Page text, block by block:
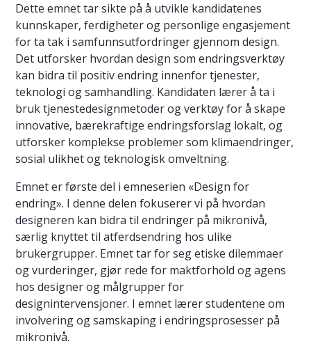
Dette emnet tar sikte på å utvikle kandidatenes
kunnskaper, ferdigheter og personlige engasjement
for ta tak i samfunnsutfordringer gjennom design.
Det utforsker hvordan design som endringsverktøy
kan bidra til positiv endring innenfor tjenester,
teknologi og samhandling. Kandidaten lærer å ta i
bruk tjenestedesignmetoder og verktøy for å skape
innovative, bærekraftige endringsforslag lokalt, og
utforsker komplekse problemer som klimaendringer,
sosial ulikhet og teknologisk omveltning.
Emnet er første del i emneserien «Design for
endring». I denne delen fokuserer vi på hvordan
designeren kan bidra til endringer på mikronivå,
særlig knyttet til atferdsendring hos ulike
brukergrupper. Emnet tar for seg etiske dilemmaer
og vurderinger, gjør rede for maktforhold og agens
hos designer og målgrupper for
designintervensjoner. I emnet lærer studentene om
involvering og samskaping i endringsprosesser på
mikronivå.